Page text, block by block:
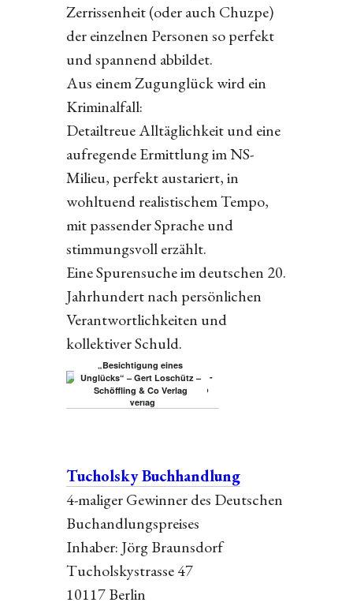
Zerrissenheit (oder auch Chuzpe)
der einzelnen Personen so perfekt
und spannend abbildet.
Aus einem Zugunglück wird ein
Kriminalfall:
Detailtreue Alltäglichkeit und eine
aufregende Ermittlung im NS-
Milieu, perfekt austariert, in
wohltuend realistischem Tempo,
mit passender Sprache und
stimmungsvoll erzählt.
Eine Spurensuche im deutschen 20.
Jahrhundert nach persönlichen
Verantwortlichkeiten und
kollektiver Schuld.
„Besichtigung eines
Unglücks“ – Gert Loschütz –
Schöffling & Co Verlag
Tucholsky Buchhandlung
4-maliger Gewinner des Deutschen
Buchandlungspreises
Inhaber: Jörg Braunsdorf
Tucholskystrasse 47
10117 Berlin